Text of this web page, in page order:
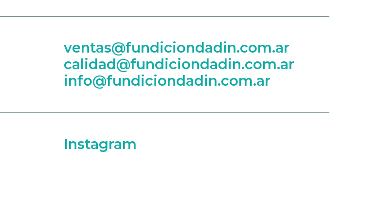
ventas@fundiciondadin.com.ar
calidad@fundiciondadin.com.ar
info@fundiciondadin.com.ar
Instagram